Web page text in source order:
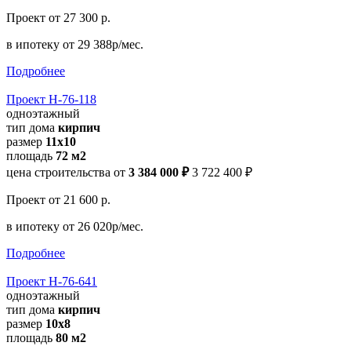
Проект от 27 300 р.
в ипотеку от 29 388р/мес.
Подробнее
Проект Н-76-118
одноэтажный
тип дома кирпич
размер 11x10
площадь 72 м2
цена строительства от 3 384 000 ₽ 3 722 400 ₽
Проект от 21 600 р.
в ипотеку от 26 020р/мес.
Подробнее
Проект Н-76-641
одноэтажный
тип дома кирпич
размер 10х8
площадь 80 м2